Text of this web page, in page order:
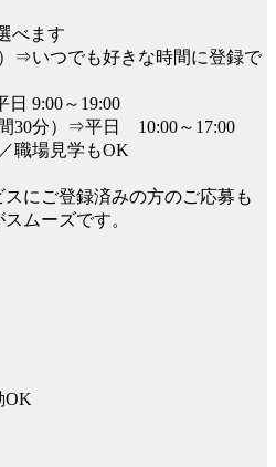
べます
⇒いつでも好きな時間に登録で
日 9:00～19:00
30分）⇒平日 10:00～17:00
職場見学もOK
にご登録済みの方のご応募も
ムーズです。
OK